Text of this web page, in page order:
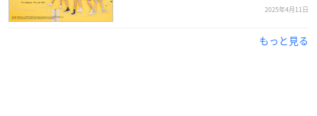
2025年4月11日
もっと見る